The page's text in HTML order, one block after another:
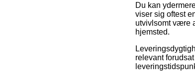
Du kan
viser sig oftest
utvivlsomt være
hjemsted.
relevant